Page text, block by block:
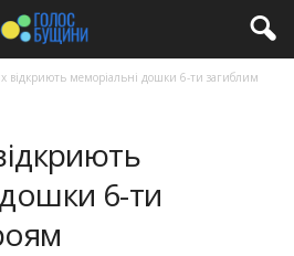
відкриють меморіальні дошки 6-ти загиблим
6-ти